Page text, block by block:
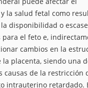
la salud fetal como
disponibilidad o
para el feto e,
cambios en la
placenta, siendo una
causas de la restricción
intrauterino retardado.